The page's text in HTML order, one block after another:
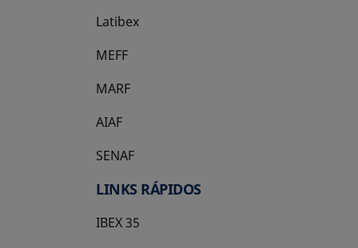
Latibex
se abre en una pestaña nueva
MEFF
se abre en una pestaña nueva
MARF
AIAF
SENAF
LINKS RÁPIDOS
IBEX 35